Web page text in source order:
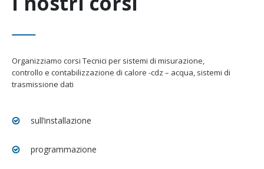
Organizziamo corsi Tecnici per sistemi di misurazione,
controllo e contabilizzazione di calore -cdz – acqua, sistemi di
trasmissione dati
sull’installazione
programmazione